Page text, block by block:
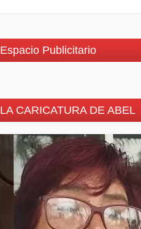
Espacio Publicitario
LA CARICATURA DE ABEL